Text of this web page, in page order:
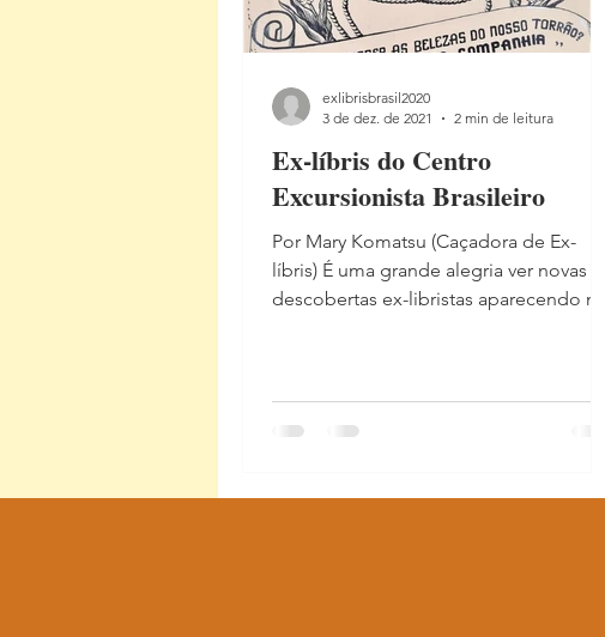
Ex-líbris do Centro
Excursionista Brasileiro
Por Mary Komatsu (Caçadora de Ex-
líbris) É uma grande alegria ver novas
descobertas ex-libristas aparecendo nas
exlibrisbrasil2020
3 de dez. de 2021
2 min de leitura